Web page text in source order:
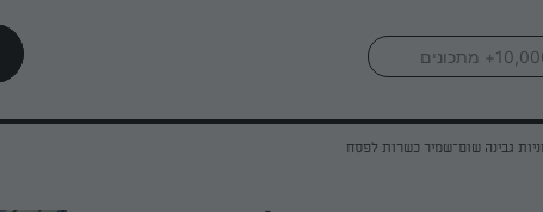
גבינה שום־שמיר כשרות לפסח